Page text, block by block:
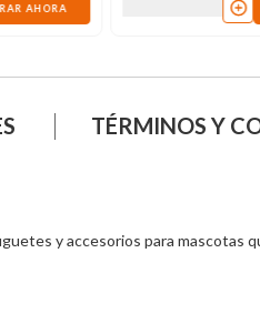
AHORA
TÉRMINOS Y
y accesorios para mascotas